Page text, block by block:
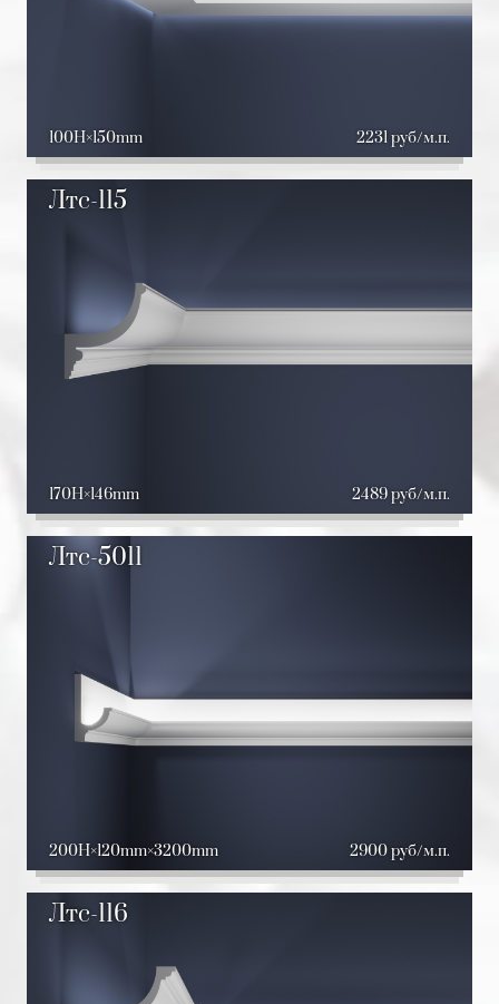
100H 150mm 2231 руб/м.п.
Лтс-115
170H 146mm 2489 руб/м.п.
Лтс-5011
200H 120mm 3200mm 2900 руб/м.п.
Лтс-116